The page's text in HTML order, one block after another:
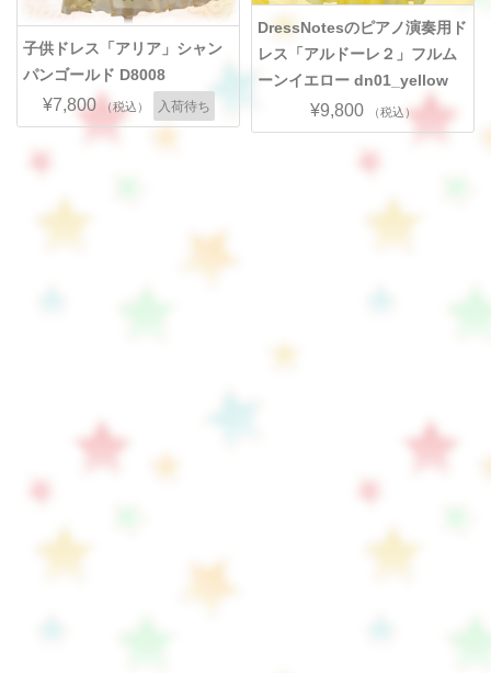
子供ドレス「アリア」シャン
パンゴールド D8008
¥7,800 （税込） 入荷待ち
DressNotesのピアノ演奏用ド
レス「アルドーレ２」フルム
ーンイエロー dn01_yellow
¥9,800 （税込）